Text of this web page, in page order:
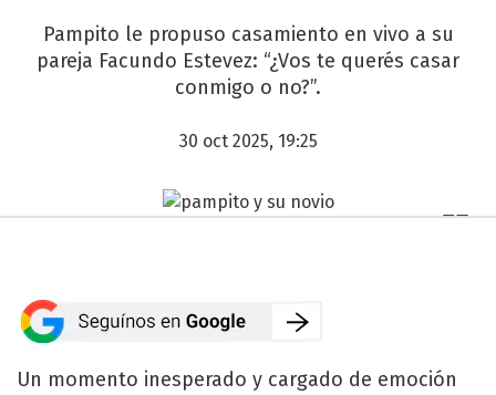
Pampito le propuso casamiento en vivo a su
pareja Facundo Estevez: “¿Vos te querés casar
conmigo o no?”.
30 oct 2025, 19:25
Un momento inesperado y cargado de emoción